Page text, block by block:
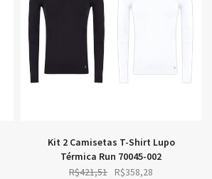
Kit 2 Camisetas T-Shirt Lupo
Térmica Run 70045-002
R$421,51
Original
R$358,28